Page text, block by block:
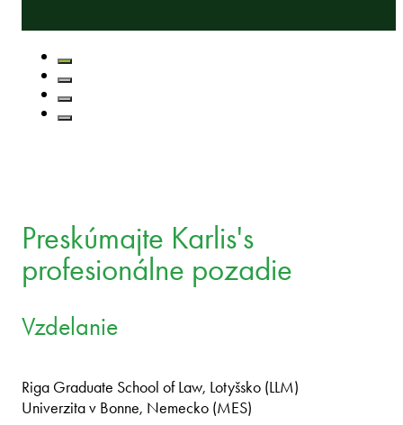
Preskúmajte Karlis's
profesionálne pozadie
Vzdelanie
Riga Graduate School of Law, Lotyšsko (LLM)
Univerzita v Bonne, Nemecko (MES)